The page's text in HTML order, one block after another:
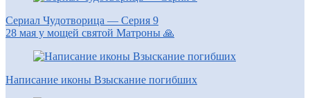
Сериал Чудотворица — Серия 9
28 мая у мощей святой Матроны 🙏
Написание иконы Взыскание погибших